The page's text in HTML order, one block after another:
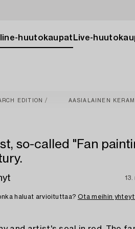
huutokaupat Live-
EDITION AASIALAINEN
so-called "Fan
haluat arvioituttaa? Ota meihin